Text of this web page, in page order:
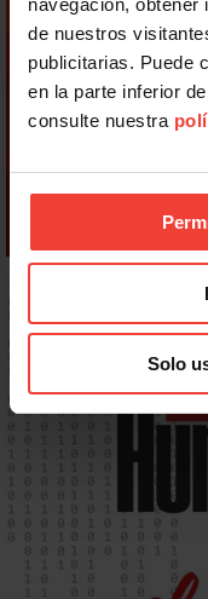
navegación,
de nuestros
publicitarias. Puede
en la parte inferior
consulte nuestra
Solo